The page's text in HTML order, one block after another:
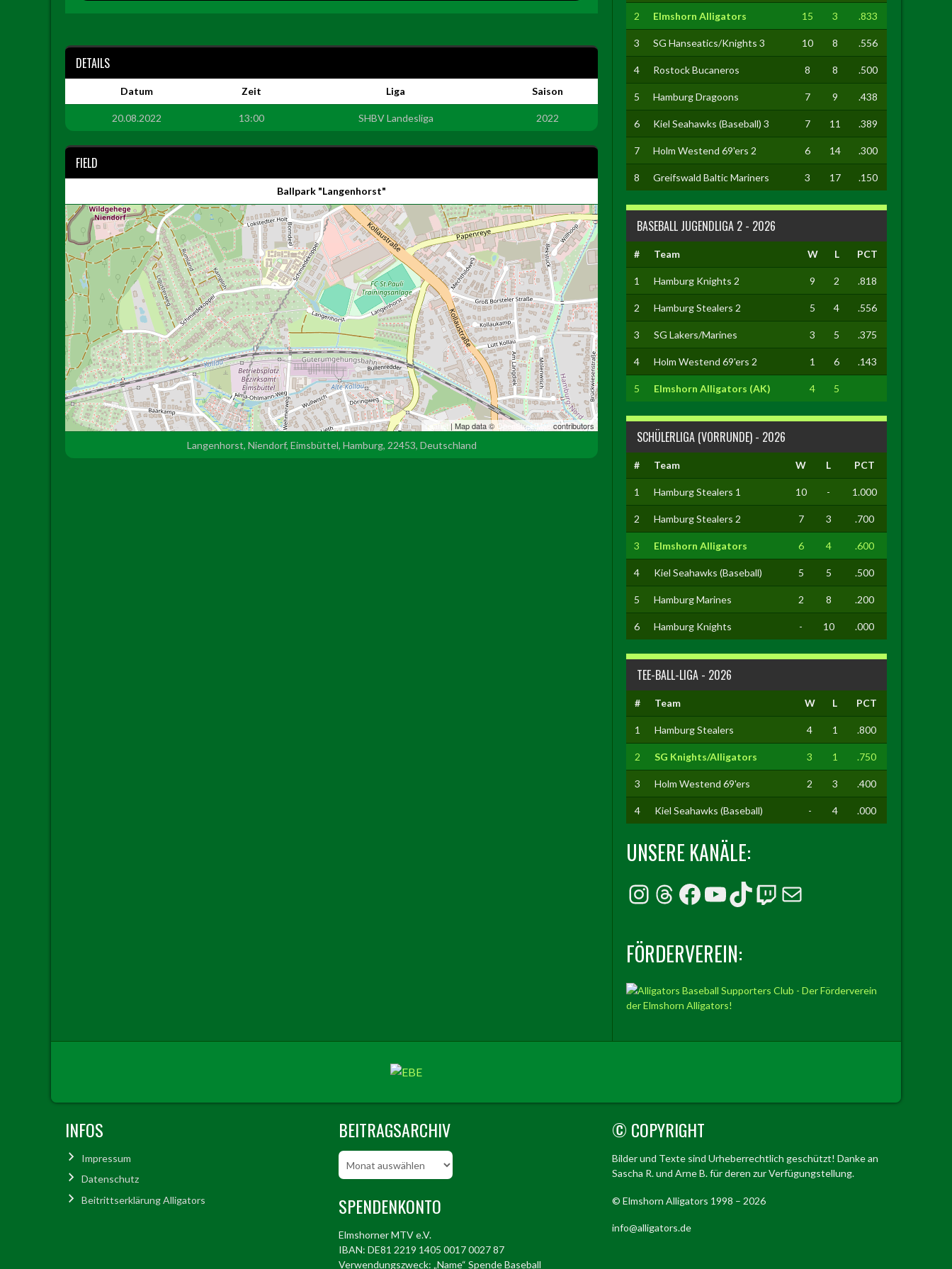
DETAILS
Datum Zeit Liga Saison
20.08.2022 13:00 SHBV Landesliga 2022
FIELD
Ballpark "Langenhorst"
Leaflet | Map data © OpenStreetMap contributors
Langenhorst, Niendorf, Eimsbüttel, Hamburg, 22453, Deutschland
2 Elmshorn Alligators 15 3 .833
3 SG Hanseatics/Knights 3 10 8 .556
4 Rostock Bucaneros 8 8 .500
5 Hamburg Dragoons 7 9 .438
6 Kiel Seahawks (Baseball) 3 7 11 .389
7 Holm Westend 69'ers 2 6 14 .300
8 Greifswald Baltic Mariners 3 17 .150
BASEBALL JUGENDLIGA 2 - 2026
# Team W L PCT
1 Hamburg Knights 2 9 2 .818
2 Hamburg Stealers 2 5 4 .556
3 SG Lakers/Marines 3 5 .375
4 Holm Westend 69'ers 2 1 6 .143
5 Elmshorn Alligators (AK) 4 5
SCHÜLERLIGA (VORRUNDE) - 2026
# Team W L PCT
1 Hamburg Stealers 1 10 - 1.000
2 Hamburg Stealers 2 7 3 .700
3 Elmshorn Alligators 6 4 .600
4 Kiel Seahawks (Baseball) 5 5 .500
5 Hamburg Marines 2 8 .200
6 Hamburg Knights - 10 .000
TEE-BALL-LIGA - 2026
# Team W L PCT
1 Hamburg Stealers 4 1 .800
2 SG Knights/Alligators 3 1 .750
3 Holm Westend 69'ers 2 3 .400
4 Kiel Seahawks (Baseball) - 4 .000
UNSERE KANÄLE:
Instagram
Threads
Facebook
YouTube
TikTok
Twitch
E-Mail
FÖRDERVEREIN:
INFOS
Impressum
Datenschutz
Beitrittserklärung Alligators
BEITRAGSARCHIV
Beitragsarchiv
SPENDENKONTO
Elmshorner MTV e.V.
IBAN: DE81 2219 1405 0017 0027 87
Verwendungszweck: „Name“ Spende Baseball
© COPYRIGHT
Bilder und Texte sind Urheberrechtlich geschützt! Danke an
Sascha R. und Arne B. für deren zur Verfügungstellung.
© Elmshorn Alligators 1998 – 2026
info@alligators.de